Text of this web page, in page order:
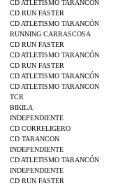
CD ATLETISMO TARANCÓN
CD RUN FASTER
CD ATLETISMO TARANCÓN
RUNNING CARRASCOSA
CD RUN FASTER
CD ATLETISMO TARANCÓN
CD RUN FASTER
CD ATLETISMO TARANCÓN
CD ATLETISMO TARANCON
TCR
BIKILA
INDEPENDIENTE
CD CORRELIGERO
CD TARANCON
INDEPENDIENTE
CD ATLETISMO TARANCÓN
INDEPENDIENTE
CD RUN FASTER